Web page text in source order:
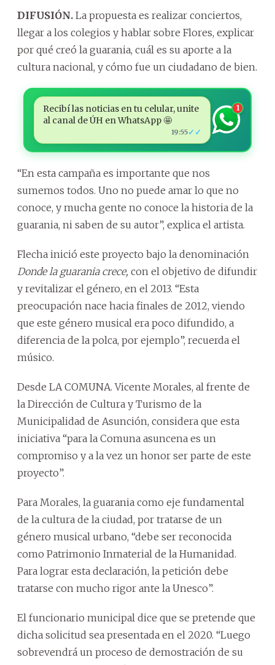
DIFUSIÓN. La propuesta es realizar conciertos,
llegar a los colegios y hablar sobre Flores, explicar
por qué creó la guarania, cuál es su aporte a la
cultura nacional, y cómo fue un ciudadano de bien.
Recibí las noticias en tu celular, unite
al canal de ÚH en WhatsApp 🤩
19:55✓✓
1
“En esta campaña es importante que nos
sumemos todos. Uno no puede amar lo que no
conoce, y mucha gente no conoce la historia de la
guarania, ni saben de su autor”, explica el artista.
Flecha inició este proyecto bajo la denominación
Donde la guarania crece, con el objetivo de difundir
y revitalizar el género, en el 2013. “Esta
preocupación nace hacia finales de 2012, viendo
que este género musical era poco difundido, a
diferencia de la polca, por ejemplo”, recuerda el
músico.
Desde LA COMUNA. Vicente Morales, al frente de
la Dirección de Cultura y Turismo de la
Municipalidad de Asunción, considera que esta
iniciativa “para la Comuna asuncena es un
compromiso y a la vez un honor ser parte de este
proyecto”.
Para Morales, la guarania como eje fundamental
de la cultura de la ciudad, por tratarse de un
género musical urbano, “debe ser reconocida
como Patrimonio Inmaterial de la Humanidad.
Para lograr esta declaración, la petición debe
tratarse con mucho rigor ante la Unesco”.
El funcionario municipal dice que se pretende que
dicha solicitud sea presentada en el 2020. “Luego
sobrevendrá un proceso de demostración de su